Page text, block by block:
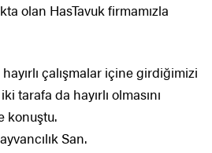
olan HasTavuk firmamızla
çalışmalar içine girdiğimizi
tarafa da hayırlı olmasını
konuştu.
San.